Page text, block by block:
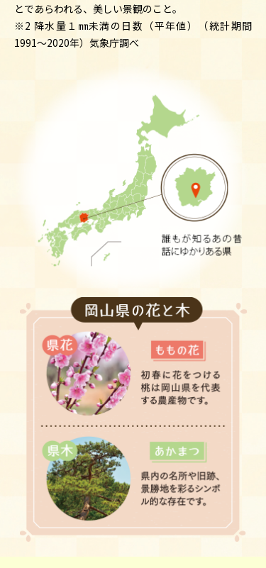
とであらわれる、美しい景観のこと。
※2 降水量１㎜未満の日数（平年値）（統計期間
1991～2020年）気象庁調べ